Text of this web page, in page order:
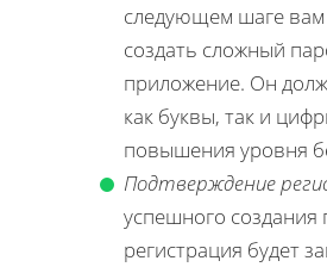
следующем шаге вам
создать сложный
приложение. Он
как буквы, так и
повышения уровня
Подтверждение
успешного
регистрация будет